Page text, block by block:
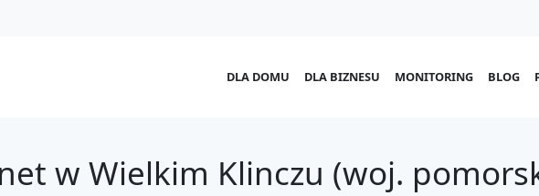
DLA DOMU DLA BIZNESU MONITORING BLOG
w Wielkim Klinczu (woj.